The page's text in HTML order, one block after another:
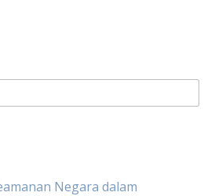
Negara dalam